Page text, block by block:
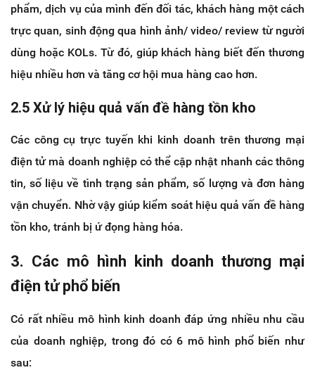
phẩm, dịch vụ của mình đến đối tác, khách hàng một cách
trực quan, sinh động qua hình ảnh/ video/ review từ người
dùng hoặc KOLs. Từ đó, giúp khách hàng biết đến thương
hiệu nhiều hơn và tăng cơ hội mua hàng cao hơn.
2.5 Xử lý hiệu quả vấn đề hàng tồn kho
Các công cụ trực tuyến khi kinh doanh trên thương mại
điện tử mà doanh nghiệp có thể cập nhật nhanh các thông
tin, số liệu về tình trạng sản phẩm, số lượng và đơn hàng
vận chuyển. Nhờ vậy giúp kiểm soát hiệu quả vấn đề hàng
tồn kho, tránh bị ứ đọng hàng hóa.
3. Các mô hình kinh doanh thương mại
điện tử phổ biến
Có rất nhiều mô hình kinh doanh đáp ứng nhiều nhu cầu
của doanh nghiệp, trong đó có 6 mô hình phổ biến như
sau: